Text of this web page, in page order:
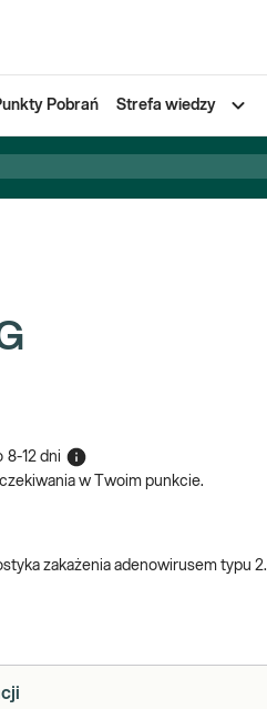
Pobrań Strefa wiedzy
8-12 dni
w Twoim punkcie.
zakażenia adenowirusem typu 2.